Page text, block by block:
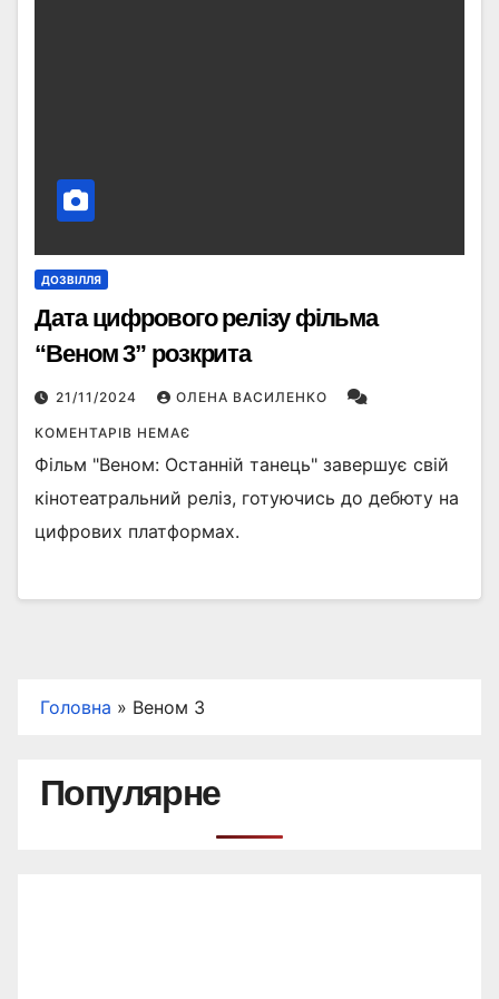
ДОЗВІЛЛЯ
Дата цифрового релізу фільма
“Веном 3” розкрита
21/11/2024 ОЛЕНА ВАСИЛЕНКО
КОМЕНТАРІВ НЕМАЄ
Фільм "Веном: Останній танець" завершує свій
кінотеатральний реліз, готуючись до дебюту на
цифрових платформах.
Головна » Веном 3
Популярне